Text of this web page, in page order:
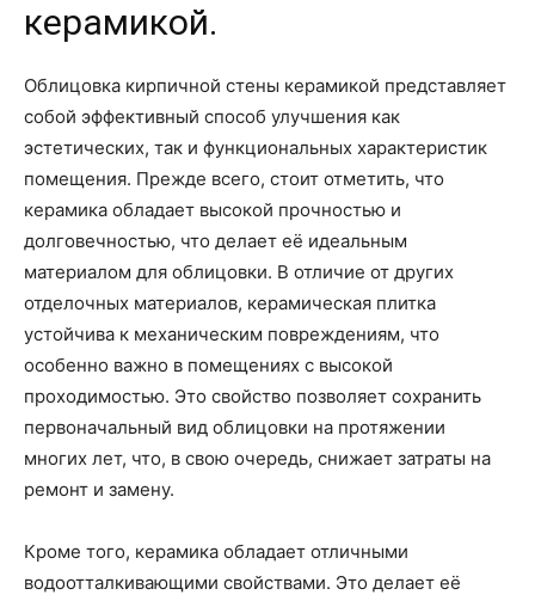
керамикой.
Облицовка кирпичной стены керамикой представляет
собой эффективный способ улучшения как
эстетических, так и функциональных характеристик
помещения. Прежде всего, стоит отметить, что
керамика обладает высокой прочностью и
долговечностью, что делает её идеальным
материалом для облицовки. В отличие от других
отделочных материалов, керамическая плитка
устойчива к механическим повреждениям, что
особенно важно в помещениях с высокой
проходимостью. Это свойство позволяет сохранить
первоначальный вид облицовки на протяжении
многих лет, что, в свою очередь, снижает затраты на
ремонт и замену.
Кроме того, керамика обладает отличными
водоотталкивающими свойствами. Это делает её